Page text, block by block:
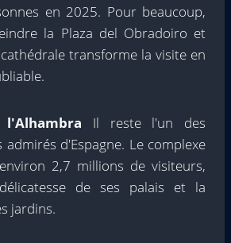
en 2025. Pour beaucoup,
la Plaza del Obradoiro et
transforme la visite en
l'Alhambra Il reste l'un des
d'Espagne. Le complexe
2,7 millions de visiteurs,
de ses palais et la
jardins.